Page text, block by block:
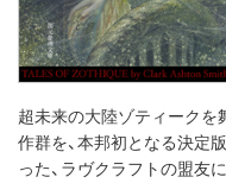
超未来の大陸ゾティーク
作群を、本邦初となる決定
った、ラヴクラフトの盟友